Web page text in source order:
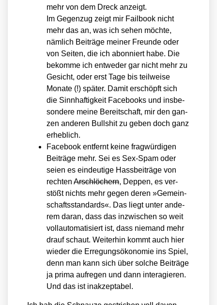
mehr von dem Dreck anzeigt.
Im Gegen­zug zeigt mir Fail­book nicht
mehr das an, was ich sehen möch­te,
näm­lich Bei­trä­ge mei­ner Freun­de oder
von Sei­ten, die ich abon­niert habe. Die
bekom­me ich ent­we­der gar nicht mehr zu
Gesicht, oder erst Tage bis teil­wei­se
Mona­te (!) spä­ter. Damit erschöpft sich
die Sinn­haf­tig­keit Face­books und ins­be­
son­de­re mei­ne Bereit­schaft, mir den gan­
zen ande­ren Bull­shit zu geben doch ganz
erheb­lich.
Face­book ent­fernt kei­ne frag­wür­di­gen
Bei­trä­ge mehr. Sei es Sex-Spam oder
sei­en es ein­deu­ti­ge Hass­bei­trä­ge von
rech­tenArsch­lö­chern, Dep­pen, es ver­
stößt nichts mehr gegen deren »Gemein­
schafts­stan­dards«. Das liegt unter ande­
rem dar­an, dass das inzwi­schen so weit
voll­au­to­ma­ti­siert ist, dass nie­mand mehr
drauf schaut. Wei­ter­hin kommt auch hier
wie­der die Erre­gungs­öko­no­mie ins Spiel,
denn man kann sich über sol­che Bei­trä­ge
ja pri­ma auf­re­gen und dann inter­agie­ren.
Und das ist inak­zep­ta­bel.